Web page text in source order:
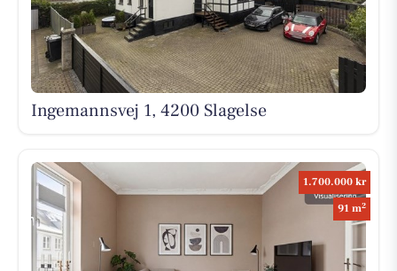
Ingemannsvej 1, 4200 Slagelse
1.700.000 kr
91 m2